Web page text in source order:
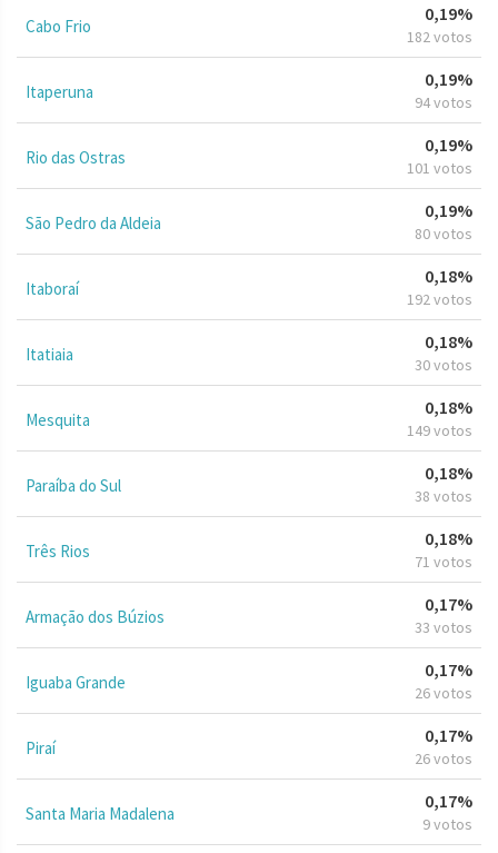
Cabo Frio
0,19%
182 votos
Itaperuna
0,19%
94 votos
Rio das Ostras
0,19%
101 votos
São Pedro da Aldeia
0,19%
80 votos
Itaboraí
0,18%
192 votos
Itatiaia
0,18%
30 votos
Mesquita
0,18%
149 votos
Paraíba do Sul
0,18%
38 votos
Três Rios
0,18%
71 votos
Armação dos Búzios
0,17%
33 votos
Iguaba Grande
0,17%
26 votos
Piraí
0,17%
26 votos
Santa Maria Madalena
0,17%
9 votos